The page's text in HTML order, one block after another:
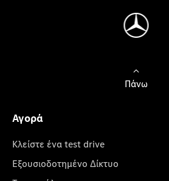
Πάνω
Αγορά
Κλείστε ένα test drive
Εξουσιοδοτημένο Δίκτυο